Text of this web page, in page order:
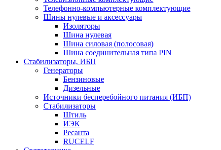
Телефонно-компьютерные комплектующие
Шины нулевые и аксессуары
Изоляторы
Шина нулевая
Шина силовая (полосовая)
Шина соединительная типа PIN
Стабилизаторы, ИБП
Генераторы
Бензиновые
Дизельные
Источники бесперебойного питания (ИБП)
Стабилизаторы
Штиль
ИЭК
Ресанта
RUCELF